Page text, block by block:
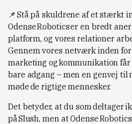
📌 Stå på skuldrene af et stærkt
Odense Robotics er en bredt
platform, og vores relationer
Gennem vores netværk inden
marketing og kommunikation
bare adgang – men en genvej til
møde de rigtige mennesker.
Det betyder, at du som deltager
på Slush, men at Odense